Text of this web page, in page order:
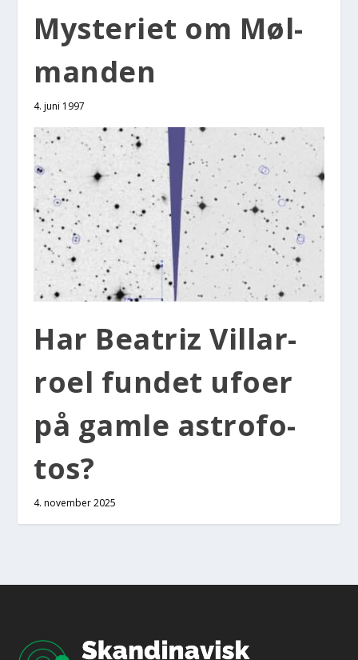
Myste­ri­et om Møl­
man­den
4. juni 1997
Har Bea­triz Vil­lar­
ro­el fun­det ufo­er
på gam­le astro­fo­
tos?
4. november 2025